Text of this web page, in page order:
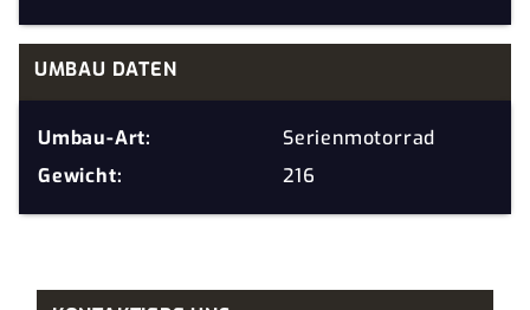
UMBAU DATEN
Umbau-Art:
Serienmotorrad
Gewicht:
216